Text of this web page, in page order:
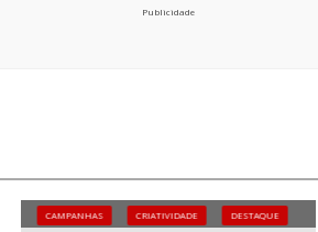
Publicidade
CAMPANHAS CRIATIVIDADE DESTAQUE